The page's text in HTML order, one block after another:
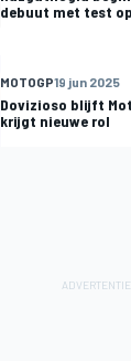
debuut met test
MOTOGP19 jun 2025
Dovizioso blijft
krijgt nieuwe rol